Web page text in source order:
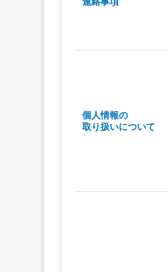
個人情報の
取り扱いについて